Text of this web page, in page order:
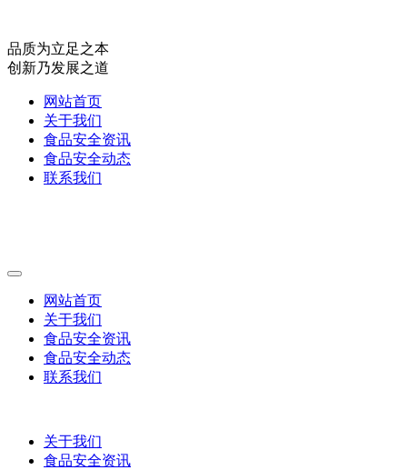
品质为立足之本
创新乃发展之道
网站首页
关于我们
食品安全资讯
食品安全动态
联系我们
网站首页
关于我们
食品安全资讯
食品安全动态
联系我们
关于我们
食品安全资讯